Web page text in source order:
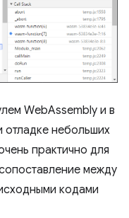
WebAssembly и в
отладке небольших
практично для
между
кодами